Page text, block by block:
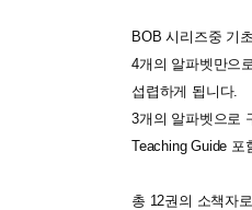
BOB 시리즈중 기
4개의 알파벳만으
섭렵하게 됩니다.
3개의 알파벳으로
Teaching Guide 포
총 12권의 소책자